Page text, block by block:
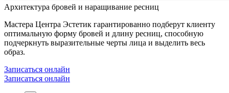
Архитектура бровей и наращивание ресниц
Мастера Центра Эстетик гарантированно подберут клиенту
оптимальную форму бровей и длину ресниц, способную
подчеркнуть выразительные черты лица и выделить весь
образ.
Записаться онлайн
Записаться онлайн